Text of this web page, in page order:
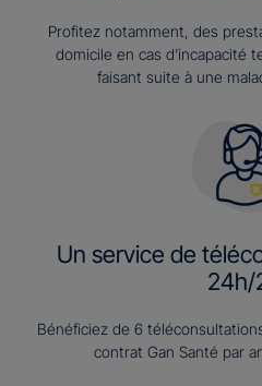
Profitez notamment, des
domicile en cas d’incapacité
faisant suite à une
Un service de
24h/
Bénéficiez de 6
contrat Gan Santé par